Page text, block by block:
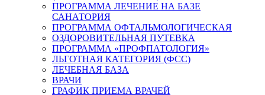
ПРОГРАММА ЛЕЧЕНИЕ НА БАЗЕ
САНАТОРИЯ
ПРОГРАММА ОФТАЛЬМОЛОГИЧЕСКАЯ
ОЗДОРОВИТЕЛЬНАЯ ПУТЕВКА
ПРОГРАММА «ПРОФПАТОЛОГИЯ»
ЛЬГОТНАЯ КАТЕГОРИЯ (ФСС)
ЛЕЧЕБНАЯ БАЗА
ВРАЧИ
ГРАФИК ПРИЕМА ВРАЧЕЙ